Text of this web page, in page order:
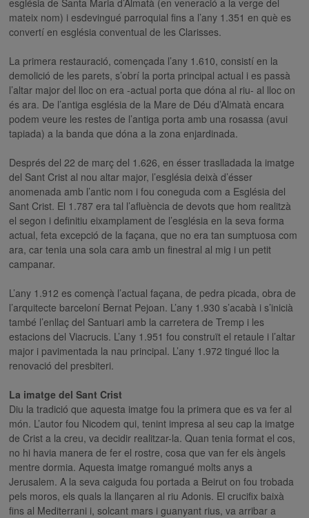
església de Santa Maria d’Almatà (en veneració a la verge del
mateix nom) i esdevingué parroquial fins a l’any 1.351 en què es
convertí en església conventual de les Clarisses.
La primera restauració, començada l’any 1.610, consistí en la
demolició de les parets, s’obrí la porta principal actual i es passà
l’altar major del lloc on era -actual porta que dóna al riu- al lloc on
és ara. De l’antiga església de la Mare de Déu d’Almatà encara
podem veure les restes de l’antiga porta amb una rosassa (avui
tapiada) a la banda que dóna a la zona enjardinada.
Després del 22 de març del 1.626, en ésser traslladada la imatge
del Sant Crist al nou altar major, l’església deixà d’ésser
anomenada amb l’antic nom i fou coneguda com a Església del
Sant Crist. El 1.787 era tal l’afluència de devots que hom realitzà
el segon i definitiu eixamplament de l’església en la seva forma
actual, feta excepció de la façana, que no era tan sumptuosa com
ara, car tenia una sola cara amb un finestral al mig i un petit
campanar.
L’any 1.912 es començà l’actual façana, de pedra picada, obra de
l’arquitecte barceloní Bernat Pejoan. L’any 1.930 s’acabà i s’inicià
també l’enllaç del Santuari amb la carretera de Tremp i les
estacions del Viacrucis. L’any 1.951 fou construït el retaule i l’altar
major i pavimentada la nau principal. L’any 1.972 tingué lloc la
renovació del presbiteri.
La imatge del Sant Crist
Diu la tradició que aquesta imatge fou la primera que es va fer al
món. L’autor fou Nicodem qui, tenint impresa al seu cap la imatge
de Crist a la creu, va decidir realitzar-la. Quan tenia format el cos,
no hi havia manera de fer el rostre, cosa que van fer els àngels
mentre dormia. Aquesta imatge romangué molts anys a
Jerusalem. A la seva caiguda fou portada a Beirut on fou trobada
pels moros, els quals la llançaren al riu Adonis. El crucifix baixà
fins al Mediterrani i, solcant mars i guanyant rius, va arribar a